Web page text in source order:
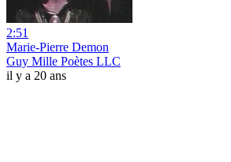
2:51
Marie-Pierre Demon
Guy Mille Poètes LLC
il y a 20 ans